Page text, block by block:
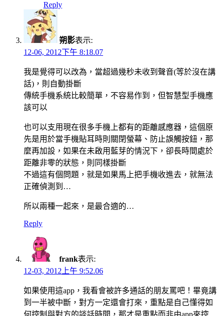
Reply
朔影表示:
12-06, 2012下午 8:18.07
我是覺得可以改為，當超過幾秒未收到聲音(等於沒在講
話)，則自動掛斷
傳統手機系統比較簡單，不容易作到，但智慧型手機應
該可以
也可以支用現在很多手機上都有的距離感應器，這個原
先是用於當手機貼耳時則關閉螢幕、防止誤觸按鈕，那
麼再加設，如果在未啟用藍芽的情況下，卻長時間處於
距離非零的狀態，則同樣掛斷
不過這有個問題，就是如果馬上把手機收進去，就無法
正確偵測到…
所以兩種一起來，是最合適的…
Reply
frank表示:
12-03, 2012上午 9:52.06
如果使用這app，我看會被許多通話的朋友罵吧！畢竟講
到一半被中斷，對方一定還會打來，重點是自己懂得如